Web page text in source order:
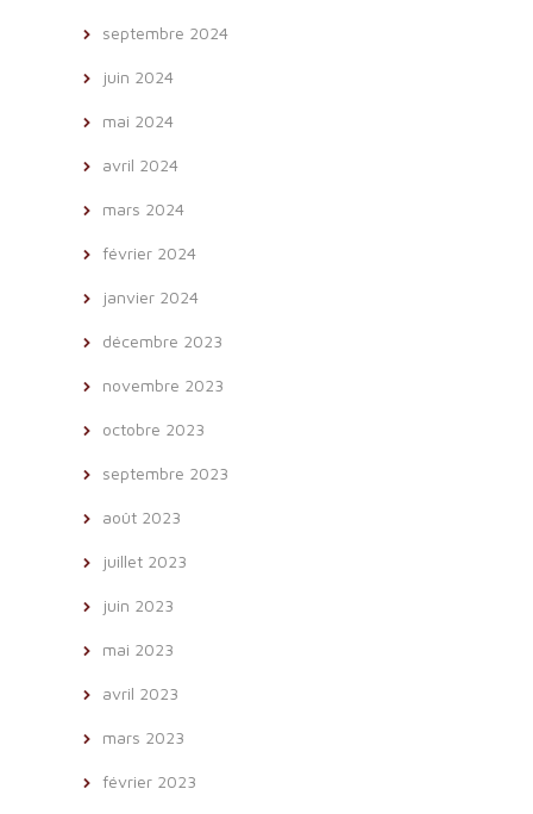
septembre 2024
juin 2024
mai 2024
avril 2024
mars 2024
février 2024
janvier 2024
décembre 2023
novembre 2023
octobre 2023
septembre 2023
août 2023
juillet 2023
juin 2023
mai 2023
avril 2023
mars 2023
février 2023